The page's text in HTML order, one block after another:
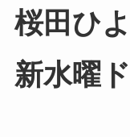
桜田ひ
新水曜